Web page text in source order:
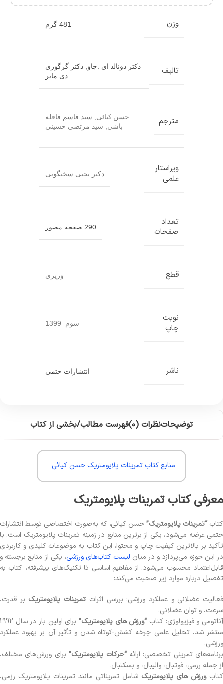
وزن 481 گرم
تالیف دکتر دونالد ای .چاو, دکتر گرگوری
دی.مایر
مترجم حسن کیائی, سید قاسم قافله
باشی, سید مرتضی حسینی
ویراستار
علمی
دکتر یحیی سخنگویی
تعداد
صفحات
290 صفحه مصور
قطع وزیری
نوبت
چاپ
سوم 1399
ناشر انتشارات حتمی
توضیحاتنظرات (0) فهرست مطالب/بخشی از کتاب
منابع کتاب تمرینات پلایومتریک حسن کیائی
معرفی کتاب تمرینات پلایومتریک
کتاب “تمرینات پلایومتریک”حسن کیائی، که به‌صورت اختصاصی توسط انتشارات
حتمی عرضه می‌شود، یکی از برترین منابع در زمینه تمرینات پلایومتریک است. با
تأکید بر بالاترین کیفیت چاپ و محتوا، این کتاب به موضوعات کلیدی و کاربردی
در این حوزه می‌پردازد و در میان لیست کتاب‌های ورزشی، یکی از منابع برجسته و
قابل‌اعتماد محسوب می‌شود. از مفاهیم اساسی تا تکنیک‌های پیشرفته، کتاب به
تفصیل درباره موارد زیر صحبت می‌کند:
فعالیت عضلانی و عملکرد ورزشی:بررسی اثرات تمرینات پلایومتریک بر قدرت،
سرعت، و توان عضلانی.
آناتومی و فیزیولوژی:کتاب “ورزش های پلایومتریک”
برای اولین بار در سال 1992
منتشر شد، تحلیل علمی چرخه کشش-کوتاه شدن و تأثیر آن بر بهبود عملکرد
ورزشی.
برنامه‌های تمرینی تخصصی:ارائه“حرکات پلایومتریک”برای ورزش‌های مختلف،
از جمله رزمی، فوتبال، والیبال، و بسکتبال.
کتابورزش های پلایومتریک شامل تمریناتی مانند تمرینات پلایومتریک رزمی،